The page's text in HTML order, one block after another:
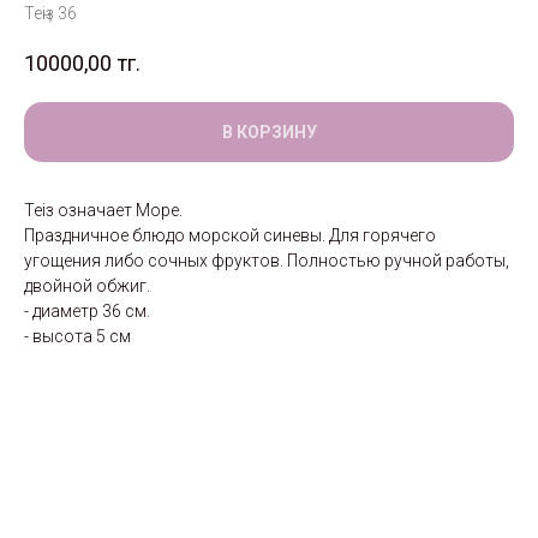
Теңіз 36
10000,00 тг.
В КОРЗИНУ
Теңіз означает Море.
Праздничное блюдо морской синевы. Для горячего
угощения либо сочных фруктов. Полностью ручной работы,
двойной обжиг.
- диаметр 36 см.
- высота 5 см